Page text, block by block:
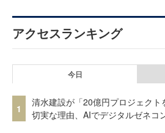
アクセスランキング
今日
1
清水建設が「20億円プロジェク
切実な理由、AIでデジタルゼネコ